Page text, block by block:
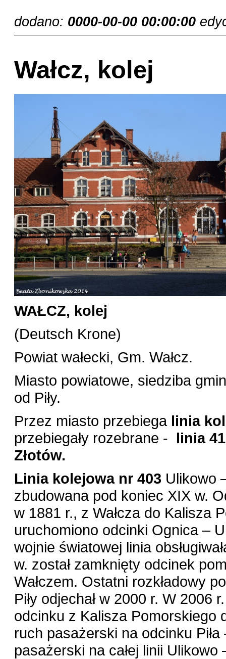
dodano: 0000-00-00 00:00:00
Wałcz, kolej
WAŁCZ, kolej
(Deutsch Krone)
Powiat wałecki, Gm. Wałcz.
Miasto powiatowe, siedziba
od Piły.
Przez miasto przebiegalinia
przebiegały rozebrane - linia
Złotów.
Linia kolejowa nr 403 Ulikowo
zbudowana pod koniec XIX w.
w 1881 r., z Wałcza do Kalisza
uruchomiono odcinki Ognica –
wojnie światowej linia
w. został zamknięty odcinek
Wałczem. Ostatni rozkładowy
Piły odjechał w 2000 r. W
odcinku z Kalisza Pomorskiego
ruch pasażerski na odcinku
pasażerski na całej linii Ulikowo